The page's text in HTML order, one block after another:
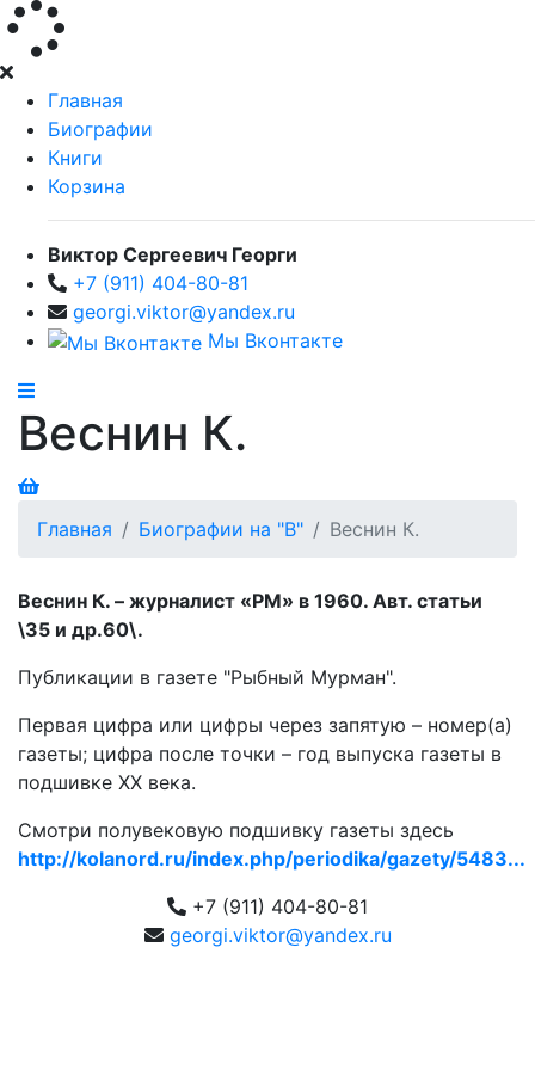
Главная
Биографии
Книги
Корзина
Виктор Сергеевич Георги
+7 (911) 404-80-81
georgi.viktor@yandex.ru
Мы Вконтакте
Веснин К.
Главная Биографии на "В" Веснин К.
Веснин К. – журналист «РМ» в 1960. Авт. статьи
\35 и др.60\.
Публикации в газете "Рыбный Мурман".
Первая цифра или цифры через запятую – номер(а)
газеты; цифра после точки – год выпуска газеты в
подшивке ХХ века.
Смотри полувековую подшивку газеты здесь
http://kolanord.ru/index.php/periodika/gazety/5483...
+7 (911) 404-80-81
georgi.viktor@yandex.ru